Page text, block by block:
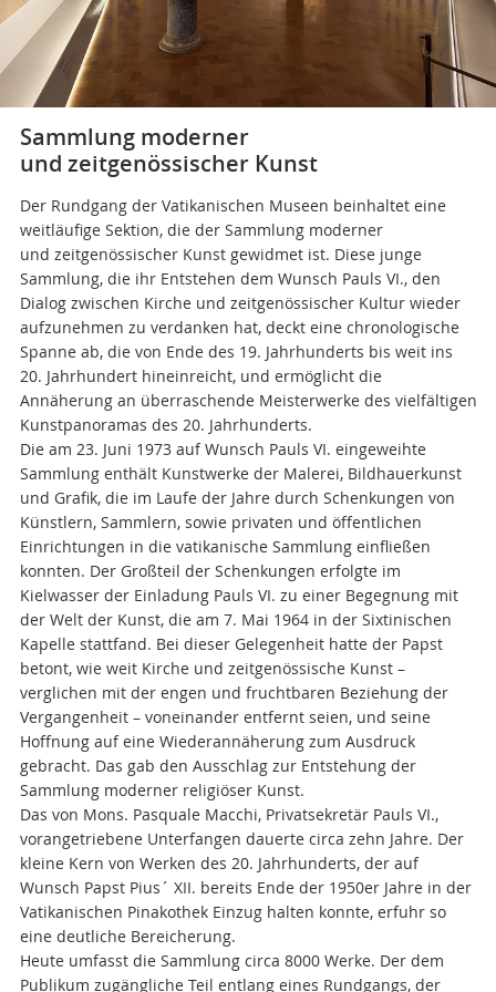
Sammlung moderner
und zeitgenössischer Kunst
Der Rundgang der Vatikanischen Museen beinhaltet eine
weitläufige Sektion, die der Sammlung moderner
und zeitgenössischer Kunst gewidmet ist. Diese junge
Sammlung, die ihr Entstehen dem Wunsch Pauls VI., den
Dialog zwischen Kirche und zeitgenössischer Kultur wieder
aufzunehmen zu verdanken hat, deckt eine chronologische
Spanne ab, die von Ende des 19. Jahrhunderts bis weit ins
20. Jahrhundert hineinreicht, und ermöglicht die
Annäherung an überraschende Meisterwerke des vielfältigen
Kunstpanoramas des 20. Jahrhunderts.
Die am 23. Juni 1973 auf Wunsch Pauls VI. eingeweihte
Sammlung enthält Kunstwerke der Malerei, Bildhauerkunst
und Grafik, die im Laufe der Jahre durch Schenkungen von
Künstlern, Sammlern, sowie privaten und öffentlichen
Einrichtungen in die vatikanische Sammlung einfließen
konnten. Der Großteil der Schenkungen erfolgte im
Kielwasser der Einladung Pauls VI. zu einer Begegnung mit
der Welt der Kunst, die am 7. Mai 1964 in der Sixtinischen
Kapelle stattfand. Bei dieser Gelegenheit hatte der Papst
betont, wie weit Kirche und zeitgenössische Kunst –
verglichen mit der engen und fruchtbaren Beziehung der
Vergangenheit – voneinander entfernt seien, und seine
Hoffnung auf eine Wiederannäherung zum Ausdruck
gebracht. Das gab den Ausschlag zur Entstehung der
Sammlung moderner religiöser Kunst.
Das von Mons. Pasquale Macchi, Privatsekretär Pauls VI.,
vorangetriebene Unterfangen dauerte circa zehn Jahre. Der
kleine Kern von Werken des 20. Jahrhunderts, der auf
Wunsch Papst Pius´ XII. bereits Ende der 1950er Jahre in der
Vatikanischen Pinakothek Einzug halten konnte, erfuhr so
eine deutliche Bereicherung.
Heute umfasst die Sammlung circa 8000 Werke. Der dem
Publikum zugängliche Teil entlang eines Rundgangs, der